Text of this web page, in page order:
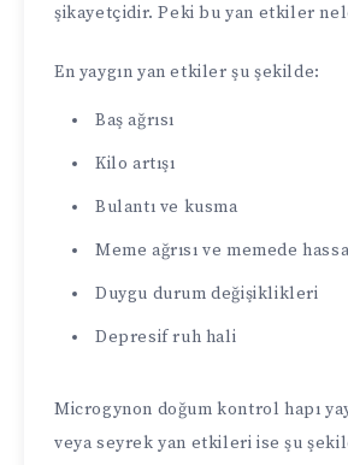
şikayetçidir. Peki bu yan etkiler
En yaygın yan etkiler şu şekilde:
Baş ağrısı
Kilo artışı
Bulantı ve kusma
Meme ağrısı ve memede
Duygu durum değişiklikleri
Depresif ruh hali
Microgynon doğum kontrol hapı
veya seyrek yan etkileri ise şu